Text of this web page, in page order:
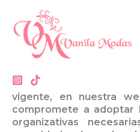
contenido
Política de
1. POLÍTICA DE
DATOS
Respetando lo
vigente, en nuestra
compromete a adoptar
organizativas